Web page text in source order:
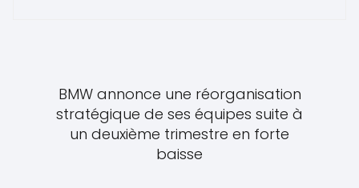
BMW annonce une réorganisation
stratégique de ses équipes suite à
un deuxième trimestre en forte
baisse